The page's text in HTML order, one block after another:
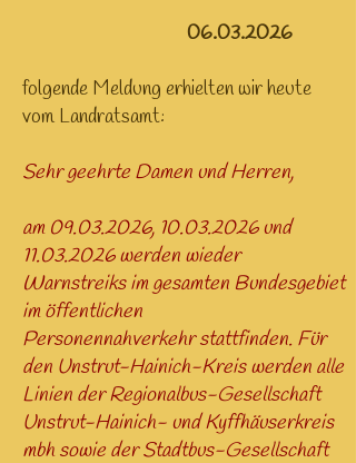
06.03.2026
folgende Meldung erhielten wir heute
vom Landratsamt:
Sehr geehrte Damen und Herren,
am 09.03.2026, 10.03.2026und
11.03.2026werden wieder
Warnstreiks im gesamten Bundesgebiet
im öffentlichen
Personennahverkehr stattfinden. Für
den Unstrut-Hainich-Kreis werden alle
Linien der Regionalbus-Gesellschaft
Unstrut-Hainich- und Kyffhäuserkreis
mbh sowie der Stadtbus-Gesellschaft